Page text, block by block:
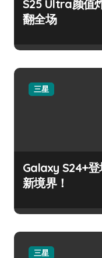
S25 Ultra颜值
翻全场
三星
Galaxy S24+
新境界！
三星